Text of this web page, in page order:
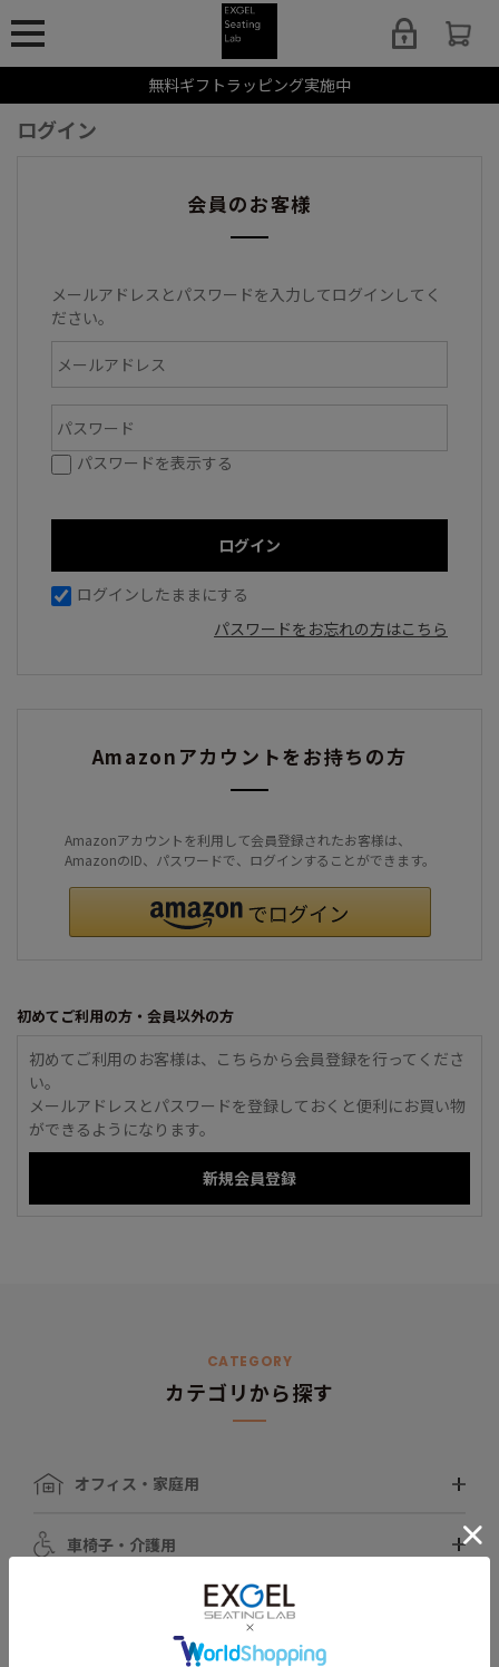
無料ギフトラッピング実施中
ログイン
会員のお客様
メールアドレスとパスワードを入力してログインしてく
ださい。
パスワードを表示する
ログインしたままにする
パスワードをお忘れの方はこちら
Amazonアカウントをお持ちの方
Amazonアカウントを利用して会員登録されたお客様は、
AmazonのID、パスワードで、ログインすることができます。
初めてご利用の方・会員以外の方
初めてご利用のお客様は、こちらから会員登録を行ってくださ
い。
メールアドレスとパスワードを登録しておくと便利にお買い物
ができるようになります。
CATEGORY
カテゴリから探す
オフィス・家庭用
車椅子・介護用